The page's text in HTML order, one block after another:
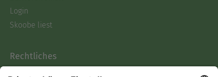
Login
Skoobe liest
Rechtliches